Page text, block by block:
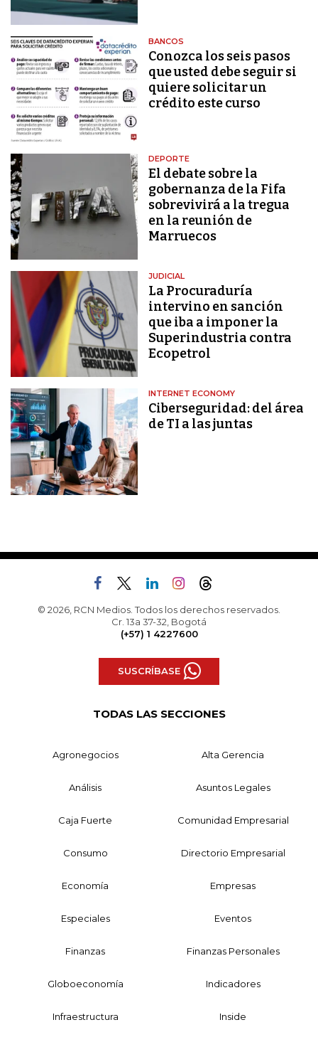
BANCOS
Conozca los seis pasos
que usted debe seguir si
quiere solicitar un
crédito este curso
DEPORTE
El debate sobre la
gobernanza de la Fifa
sobrevivirá a la tregua
en la reunión de
Marruecos
JUDICIAL
La Procuraduría
intervino en sanción
que iba a imponer la
Superindustria contra
Ecopetrol
INTERNET ECONOMY
Ciberseguridad: del área
de TI a las juntas
© 2026, RCN Medios. Todos los derechos reservados.
Cr. 13a 37-32, Bogotá
(+57) 1 4227600
SUSCRÍBASE
TODAS LAS SECCIONES
Agronegocios Alta Gerencia
Análisis Asuntos Legales
Caja Fuerte Comunidad Empresarial
Consumo Directorio Empresarial
Economía Empresas
Especiales Eventos
Finanzas Finanzas Personales
Globoeconomía Indicadores
Infraestructura Inside